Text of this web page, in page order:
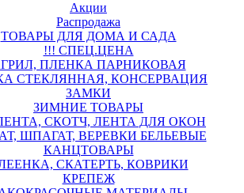
Акции
Распродажа
ТОВАРЫ ДЛЯ ДОМА И САДА
!!! СПЕЦ.ЦЕНА
ПЛЕНКА ПАРНИКОВАЯ
СТЕКЛЯННАЯ, КОНСЕРВАЦИЯ
ЗАМКИ
ЗИМНИЕ ТОВАРЫ
СКОТЧ, ЛЕНТА ДЛЯ ОКОН
ШПАГАТ, ВЕРЕВКИ БЕЛЬЕВЫЕ
КАНЦТОВАРЫ
СКАТЕРТЬ, КОВРИКИ
КРЕПЕЖ